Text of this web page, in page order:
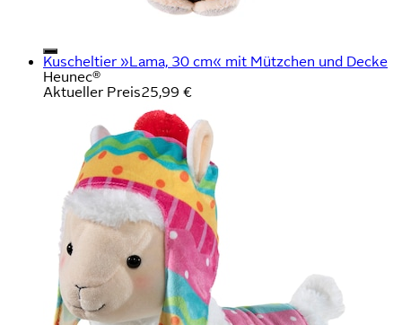
Kuscheltier »Lama, 30 cm« mit Mützchen und Decke
Heunec®
Aktueller Preis25,99 €